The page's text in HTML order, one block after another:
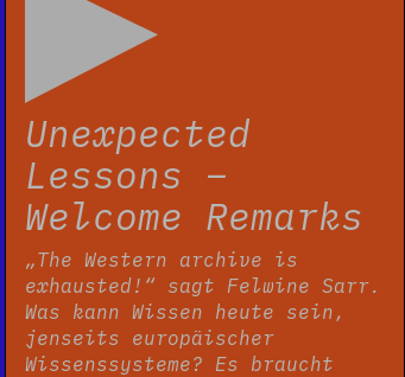
Unexpected
Lessons –
Welcome Remarks
„The Western archive is
exhausted!“ sagt Felwine Sarr.
Was kann Wissen heute sein,
jenseits europäischer
Wissenssysteme? Es braucht